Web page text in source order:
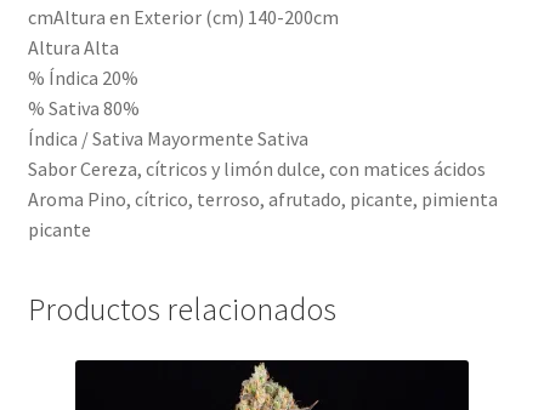
cmAltura en Exterior (cm) 140-200cm
Altura Alta
% Índica 20%
% Sativa 80%
Índica / Sativa Mayormente Sativa
Sabor Cereza, cítricos y limón dulce, con matices ácidos
Aroma Pino, cítrico, terroso, afrutado, picante, pimienta
picante
Productos relacionados